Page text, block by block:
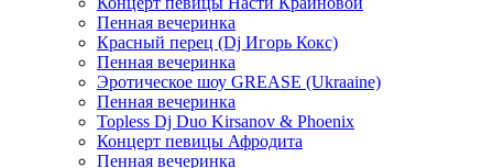
Пенная вечеринка
Красный перец (Dj Игорь Кокс)
Пенная вечеринка
Эротическое шоу GREASE (Ukraaine)
Пенная вечеринка
Topless Dj Duo Kirsanov & Phoenix
Концерт певицы Афродита
Пенная вечеринка